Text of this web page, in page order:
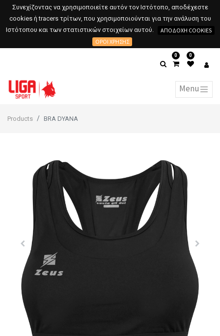
Συνεχίζοντας να χρησιμοποιείτε αυτόν τον Ιστότοπο, αποδέχεστε
cookies ή tracers τρίτων, που χρησιμοποιούνται για την ανάλυση του
Ιστότοπου και των στατιστικών στοιχείων αυτού.
ΑΠΟΔΟΧΉ COOKIES
ΌΡΟΙ ΧΡΉΣΗΣ
0 0
Products BRA DYANA